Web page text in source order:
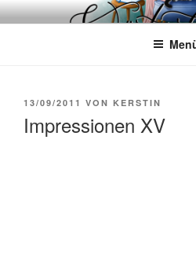
Zum
InhaltWÖRTERKATZE
Von Büchern erzählen
VERÖFFENTLICHT
13/09/2011 VON KERSTIN
Impressionen XV